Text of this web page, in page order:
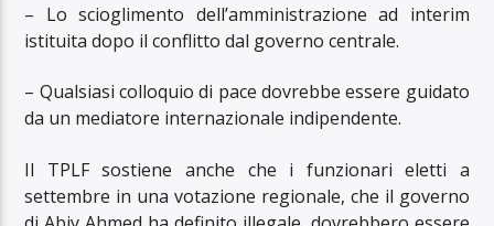
– Lo scioglimento dell’amministrazione ad interim
istituita dopo il conflitto dal governo centrale.
– Qualsiasi colloquio di pace dovrebbe essere guidato
da un mediatore internazionale indipendente.
Il TPLF sostiene anche che i funzionari eletti a
settembre in una votazione regionale, che il governo